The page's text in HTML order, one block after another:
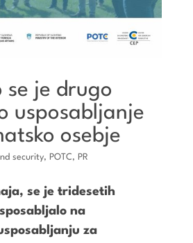
se je drugo
usposabljanje
osebje
security, POTC, PR
se je tridesetih
na
za